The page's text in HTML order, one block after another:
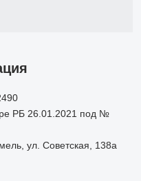
РБ 26.01.2021 под №
ул. Советская, 138а